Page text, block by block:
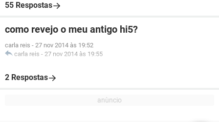
55 Respostas
como revejo o meu antigo hi5?
carla reis - 27 nov 2014 às 19:52
carla reis - 27 nov 2014 às 19:55
2 Respostas